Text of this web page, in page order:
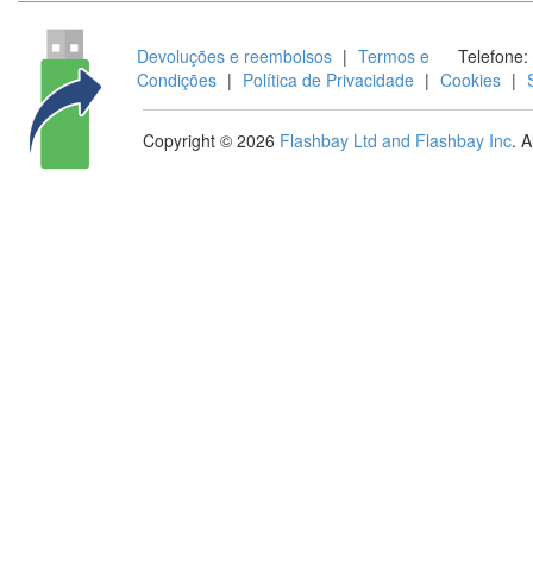
Telefone:
Devoluções e reembolsos | Termos e
Condições | Política de Privacidade | Cookies |
Copyright © 2026 Flashbay Ltd and Flashbay Inc.